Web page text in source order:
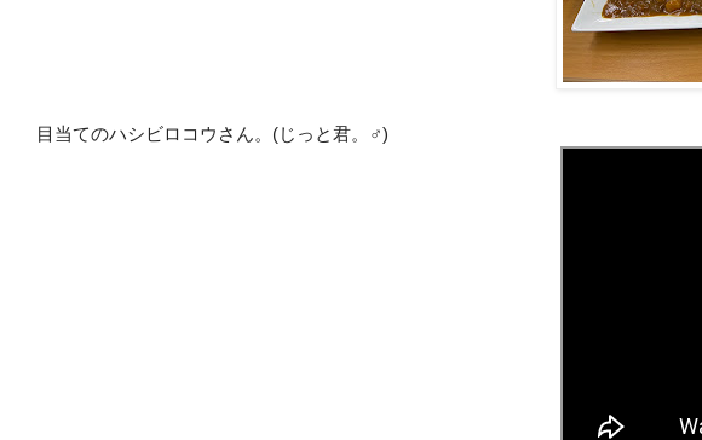
目当てのハシビロコウさん。(じっと君。♂)